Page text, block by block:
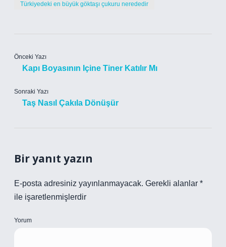
Türkiyedeki en büyük göktaşı çukuru nerededir
Önceki Yazı
Kapı Boyasının Içine Tiner Katılır Mı
Sonraki Yazı
Taş Nasıl Çakıla Dönüşür
Bir yanıt yazın
E-posta adresiniz yayınlanmayacak. Gerekli alanlar *
ile işaretlenmişlerdir
Yorum